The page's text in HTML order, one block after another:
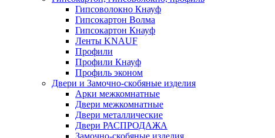
Гипсоволокно Кнауф
Гипсокартон Волма
Гипсокартон Кнауф
Ленты KNAUF
Профили
Профили Кнауф
Профиль эконом
Двери и Замочно-скобяные изделия
Арки межкомнатные
Двери межкомнатные
Двери металлические
Двери РАСПРОДАЖА
Замочно-скобяные изделия